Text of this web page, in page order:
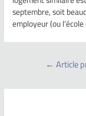
septembre, soit
employeur (ou
← Article